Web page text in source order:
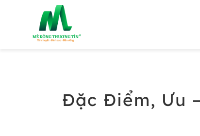
Đặc Điểm, Ưu